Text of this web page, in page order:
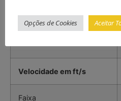
Precisão
Velocidade em ft/s
Faixa
Opções de Cookies Aceitar